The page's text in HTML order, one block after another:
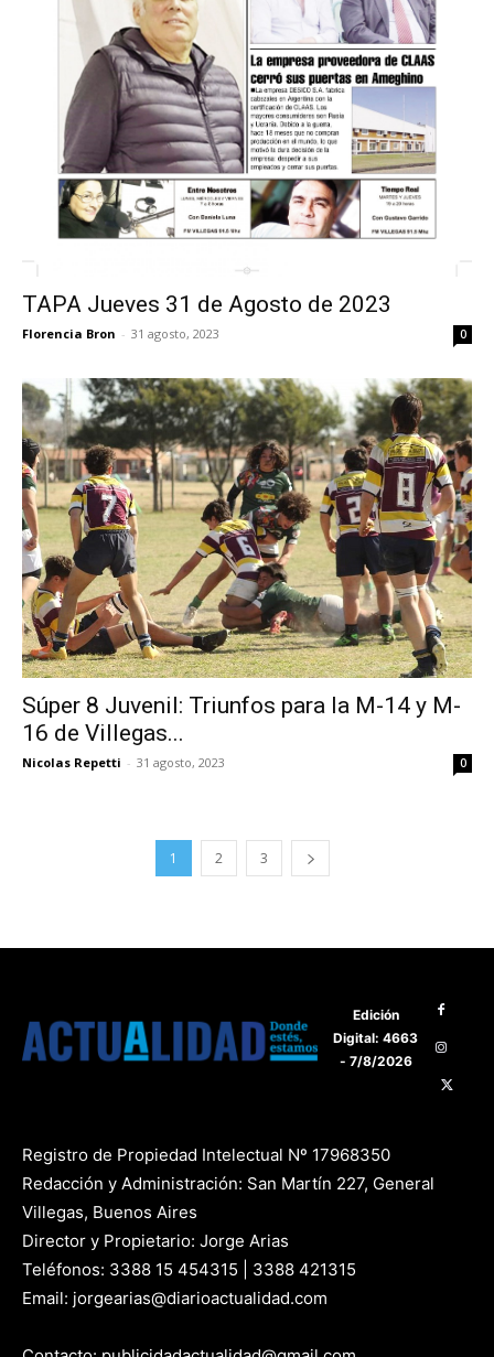
TAPA Jueves 31 de Agosto de 2023
Florencia Bron - 31 agosto, 2023 0
Súper 8 Juvenil: Triunfos para la M-14 y M-
16 de Villegas...
Nicolas Repetti - 31 agosto, 2023 0
1 2 3
Edición
Digital: 4663
- 7/8/2026
Registro de Propiedad Intelectual Nº 17968350
Redacción y Administración: San Martín 227, General
Villegas, Buenos Aires
Director y Propietario: Jorge Arias
Teléfonos: 3388 15 454315 | 3388 421315
Email: jorgearias@diarioactualidad.com